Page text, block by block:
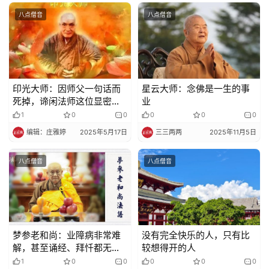
教
艺
术
政
策
法
规
责
声
明
八点僧音
印光大师：因师父一句话而
死掉，谛闲法师这位显密圆
通的高徒，实在可惜！
1 0 0
编辑：庄雅婷 2025年5月17日
八点僧音
星云大师：念佛是一生的事
业
0 0 0
三三两两 2025年11月5日
八点僧音
梦参老和尚：业障病非常难
解，甚至诵经、拜忏都无
效，怎么办……
1 0 0
八点僧音
没有完全快乐的人，只有比
较想得开的人
0 0 0